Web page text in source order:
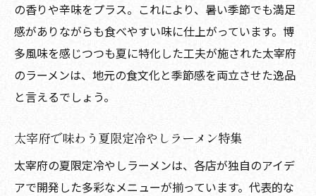
の香りや辛味をプラス。これにより、暑い季節でも満足
感がありながらも食べやすい味に仕上がっています。博
多風味を感じつつも夏に特化した工夫が施された太宰府
のラーメンは、地元の食文化と季節感を両立させた逸品
と言えるでしょう。
太宰府で味わう夏限定冷やしラーメン特集
太宰府の夏限定冷やしラーメンは、各店が独自のアイデ
アで開発した多彩なメニューが揃っています。代表的な